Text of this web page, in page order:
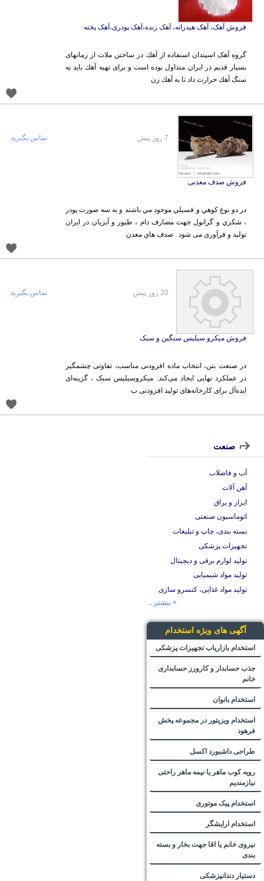
فروش آهک، آهک هیدراته، آهک زنده،آهک پودری،آهک پخته
گروه آهک اسپندان استفاده از آهك در ساختن ملات از زمانهای
بسیار قدیم در ایران متداول بوده است و برای تهیه آهك باید به
سنگ آهك حرارت داد تا به آهك زن
فروش صدف معدنی
در دو نوع کوهي و فسيلي موجود مي باشند و به سه صورت پودر
، شکري و گرانول جهت مصارف دام ، طیور و آبزیان در ايران
توليد و فرآوری می شود . صدف هاي معدن
7 روز پیش تماس بگیرید
فروش میکرو سیلیس سنگین و سبک
در صنعت بتن، انتخاب ماده افزودنی مناسب، تفاوتی چشمگیر
در عملکرد نهایی ایجاد می‌کند. میکروسیلیس سبک ، گزینه‌ای
ایده‌آل برای کارخانه‌های تولید افزودنی ب
20 روز پیش تماس بگیرید
صنعت
آب و فاضلاب
آهن آلات
ابزار و یراق
اتوماسیون صنعتی
بسته بندی، چاپ و تبلیغات
تجهیزات پزشکی
تولید لوازم برقی و دیجیتال
تولید مواد شیمیایی
تولید مواد غذایی، کنسرو سازی
+ بیشتر ...
آگهی های ویژه استخدام
استخدام بازاریاب تجهیزات پزشکی
جذب حسابدار و کارورز حسابداری
خانم
استخدام بانوان
استخدام ویزیتور در مجموعه پخش
فرهود
طراحی داشبورد اکسل
رویه کوب ماهر یا نیمه ماهر راحتی
نیازمندیم
استخدام پیک موتوری
استخدام ارایشگر
نیروی خانم یا اقا جهت بخار و بسته
بندی
دستیار دندانپزشکی